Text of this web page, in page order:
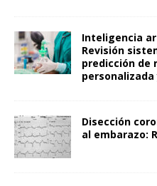
Inteligencia
Revisión
predicción de
Disección
al embarazo: